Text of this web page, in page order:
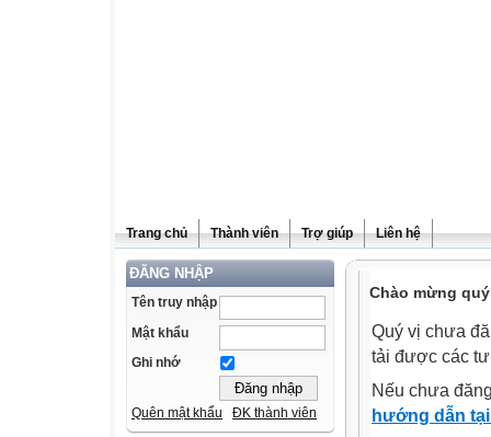
Trang chủ Thành viên Trợ giúp Liên hệ
ĐĂNG NHẬP
Tên truy nhập
Mật khẩu
Ghi nhớ
Quên mật khẩu ĐK thành viên
Chào mừng
Quý vị chưa
tải được các
Nếu chưa
hướng dẫn